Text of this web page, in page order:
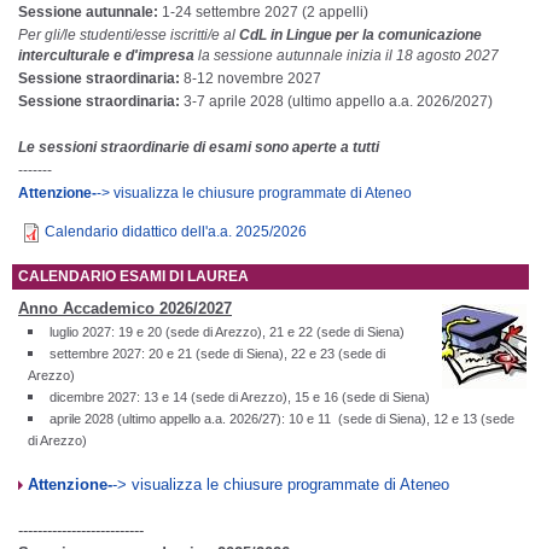
Sessione autunnale: 1-24 settembre 2027 (2 appelli)
Per gli/le studenti/esse iscritti/e al CdL in Lingue per la comunicazione
interculturale e d'impresa la sessione autunnale inizia il 18 agosto 2027
Sessione straordinaria: 8-12 novembre 2027
Sessione straordinaria: 3-7 aprile 2028 (ultimo appello a.a. 2026/2027)
Le sessioni straordinarie di esami sono aperte a tutti
-------
Attenzione--> visualizza le chiusure programmate di Ateneo
Calendario didattico dell'a.a. 2025/2026
CALENDARIO ESAMI DI LAUREA
Anno Accademico 2026/2027
luglio 2027: 19 e 20 (sede di Arezzo), 21 e 22 (sede di Siena)
settembre 2027: 20 e 21 (sede di Siena), 22 e 23 (sede di
Arezzo)
dicembre 2027: 13 e 14 (sede di Arezzo), 15 e 16 (sede di Siena)
aprile 2028 (ultimo appello a.a. 2026/27): 10 e 11 (sede di Siena), 12 e 13 (sede
di Arezzo)
Attenzione--> visualizza le chiusure programmate di Ateneo
--------------------------